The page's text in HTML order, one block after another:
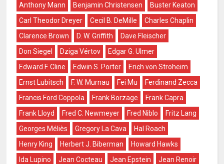
Anthony Mann
Benjamin Christensen
Buster Keaton
Carl Theodor Dreyer
Cecil B. DeMille
Charles Chaplin
Clarence Brown
D. W. Griffith
Dave Fleischer
Don Siegel
Dziga Vértov
Edgar G. Ulmer
Edward F. Cline
Edwin S. Porter
Erich von Stroheim
Ernst Lubitsch
F. W. Murnau Fei Mu
Ferdinand Zecca
Francis Ford Coppola
Frank Borzage
Frank Capra
Frank Lloyd
Fred C. Newmeyer Fred Niblo
Fritz Lang
Georges Méliès
Gregory La Cava
Hal Roach
Henry King
Herbert J. Biberman
Howard Hawks
Ida Lupino
Jean Cocteau Jean Epstein
Jean Renoir